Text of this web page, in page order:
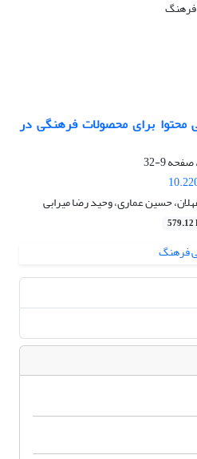
محتوا برای محصولات فرهنگی در
9-32
حسین عماری، وحید رضا میرابی
579.12